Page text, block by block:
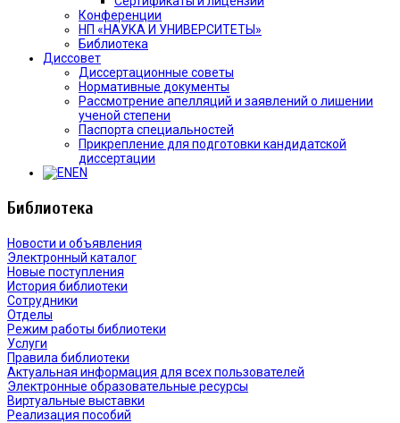
Конференции
НП «НАУКА И УНИВЕРСИТЕТЫ»
Библиотека
Диссовет
Диссертационные советы
Нормативные документы
Рассмотрение апелляций и заявлений о лишении
ученой степени
Паспорта специальностей
Прикрепление для подготовки кандидатской
диссертации
EN
Библиотека
Новости и объявления
Электронный каталог
Новые поступления
История библиотеки
Сотрудники
Отделы
Режим работы библиотеки
Услуги
Правила библиотеки
Актуальная информация для всех пользователей
Электронные образовательные ресурсы
Виртуальные выставки
Реализация пособий